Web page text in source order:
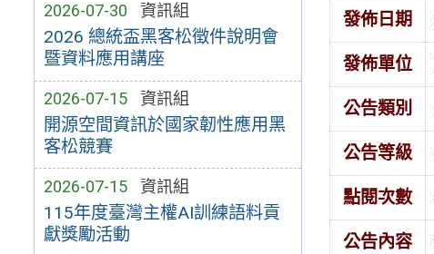
2026-07-30 資訊組
2026 總統盃黑客松徵件說明會
暨資料應用講座
2026-07-15 資訊組
開源空間資訊於國家韌性應用黑
客松競賽
2026-07-15 資訊組
115年度臺灣主權AI訓練語料貢
獻獎勵活動
發佈日期
發佈單位
公告類別
公告等級
點閱次數
公告內容